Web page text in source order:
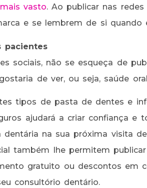
vasto. Ao publicar nas
e se lembrem de si
pacientes
sociais, não se esqueça de
de ver, ou seja, saúde
tipos de pasta de dentes e
ajudará a criar confiança e
dentária na sua próxima visita
também lhe permitem
gratuito ou descontos em
consultório dentário.